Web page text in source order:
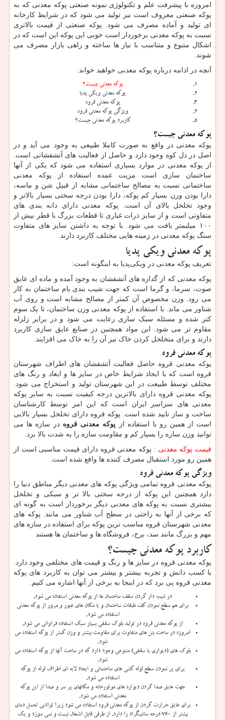
امروزه با پیشرفت علم و تکنولوژی نمونه صنعتی پوکه معدنی که به
پوکه صنعتی معروف است نیز تولید می شود که در شرایط کارخانه
ای تولید و آماده مصرف می شود. پوکه صنعتی از قیمت بالاتری
نسبت به پوکه معدنی برخوردار است خوبی این پوکه این است که در
اشکال متنوع و متناسب با نیاز ها ساخته و راهی بازار مصرف می
‌شوند.
آنچه در ادامه درباره پوکه معدنی خواهید خواند:
پوکه معدنی چیست؟
پوکه معدنی ویکی پدیا
پوکه معدنی قروه
ویژگی پوکه معدنی قروه
کاربرد پوکه معدنی چیست؟
پوکه معدنی چیست؟
پوکه معدنی در واقع به صورت کاملا طبیعی به وجود می آید و در
اصل در دل کوه وجود دارد و حاصل از فعالیت های آتشفشانی است.
از پوکه معدنی در موارد بسیاری استفاده می ‌شود که یکی از آنها
ساختمان سازی است مزیت عمده استفاده از پوکه معدنی
ساختمانی نسبت به مصالح ساختمانی مشابه از قبیل شن و ماسه،
دارا بودن وزن بسیار کم پوکه، دارا بودن درجه سختی بسیار بالاتر و
وجود تخلخل بالای آن است. پوکه معدنی دارای دانه بندی های
متفاوتی است و از سایز ذرات غباری تا قطعات بزرگ با قطر بیش از
۱۰۰ میلیمتر یافت می‌ شود. با توجه به داشتن سایز های متفاوت
سنگ پوکه معدنی در زمینه هایی مختلف کاربرد دارند.
پوکه معدنی ویکی پدیا
تعریف پوکه معدنی در ویکی‌پدیا به اینگونه است:
پوکه معدنی که از گدازه‌ های آتشفشان به وجود آمده و ماده ‌ای عایق
صوت، سرما، و گرما است که جهت شیب بندی بام ساختمان به کار
می ‌رود. وزن مخصوص آن کمتر از مصالح مشابه است و روی آب
شناور می‌ ماند. با استفاده از پوکه معدنی وزن ساختمان، تا یک سوم
کتر شده و مسئله سبک سازی رعایت می شود و در برابر زلزله
مقاوم ‌تر می ‌شود. این مواد همچنین در صنایع عایق سازی کاربرد
دارند و برای متخلخل کردن خاک نیز آن را به خاک می ‌افزایند.
پوکه معدنی قروه
پوکه معدنی قروه حاصل فعالیت آتشفشان های اطراف شهرستان
قروه است که با ایجاد شرایط خاص در سایز ها و ابعاد و رنگ های
مختلف توسط طبیعت در این شهرستان تولید و استخراج می ‌شود.
پوکه معدنی قروه دارای بالاترین درجه کیفیت نسبت به سایر پوکه
معدنی های سراسر ایران است که این امر توسط کارشناسان
ساخت و ساز تایید شده است. پوکه قروه دارای تخلخل بسیار بالایی
است از همین رو با استفاده از پوکه معدنی قروه در سازه ها می
‌توانید وزن سازه را بسیار کم و مقاومت سازه را به شدت بالا برد.
قیمت پوکه معدنی : پوکه معدنی قروه دارای قیمت مناسبی است از
همین رو مورد استقبال مصرف کننده ها واقع شده است.
ویژگی پوکه معدنی قروه
پوکه معدنی قروه تمامی ویژگی پوکه های معدنی دیگر مناطق دنیا را
دارد همچنین این پوکه از درجه سختی بالا تر و سبکی و تخلخل
بیشتری نسبت به پوکه های معدنی دیگر برخوردار است به گونه ای
که برخی از آنها به راحتی در سطح آب شناور می ‌مانند. پوکه های
معدنی شهرستان قروه مناسب ترین پوکه برای استفاده در سازه های
مهم و بزرگ مانند سد، برج، فروشگاه ها و ساختمان ها هستند
کاربرد پوکه معدنی چیست؟
پوکه معدنی قروه در سایز ها و رنگ و قیمت های مختلفی وجود دارد.
با کسب دانش و تجربه بیشتر و بیشتر می‌ توان به کاربرد های پوکه
معدنی قروه پی برد که در اینجا به برخی از آنها اشاره می ‌کنیم.
در شیب دار کردن سقف ساختمان ها از پوکه معدنی استفاده می ‌شود.
برای هم سطح نمودن کف طبقات ساختمان و یا مکان های عبور و مرور از پوکه معدنی
استفاده می‌ شود.
از پوکه معدنی قروه در تولید بلوک سقفی بسیار سبک استفاده فراوانی می ‌شود.
امروزه در ساخت بتن های متفاوت برای مقاومت بیشتر و وزن کمتر از پوکه استفاده می‌
شود.
بلوک های (دیواری یا سقفی) متنوعی وجود دارد که در ساخت آنها از پوکه استفاده می
‌شود.
برای پر نمودن سطح لوله کشی ‌های ساختمانی و ایجاد لایه ای اطراف لوله از پوکه
استفاده می ‌شود.
جهت عایق صدا کردن دیواره های موتورخانه و مکانهای پر سر و صدا از این پوکه
معدنی استفاده می‌ شود.
برای عایق حرارت کردن از پوکه معدنی قروه استفاده می‌ شود زیرا توانایی تحمل دمای
بیشتر از ۷۶۰ درجه سانتیگراد را دارد. از طرفی قابل اشتعال نیست و نمی سوزد و یک